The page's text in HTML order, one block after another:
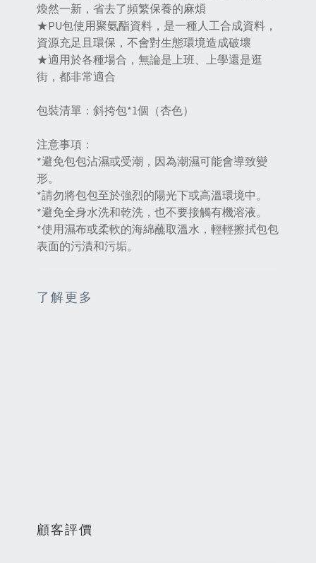
煥然一新，省去了頻繁保養的麻煩‌
★PU包使用聚氨酯資料，是一種人工合成資料，
資源充足且環保，不會對生態環境造成破壞‌
★適用於各種場合，無論是上班、上學還是逛
街，都非常適合
包裝清單：斜挎包*1個（杏色）
注意事項：
*避免包包沾濕或受潮，因為潮濕可能會導致變
形。
*請勿將包包至於強烈的陽光下或高溫環境中。
*避免全身水洗和乾洗，也不要接觸有機溶液‌。
*使用濕布或柔軟的海綿蘸取溫水，輕輕擦拭包包
表面的污漬和污垢。
了解更多
顧客評價